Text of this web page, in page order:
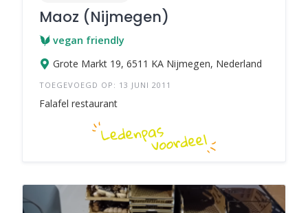
Maoz (Nijmegen)
vegan friendly
Grote Markt 19, 6511 KA Nijmegen, Nederland
TOEGEVOEGD OP: 13 JUNI 2011
Falafel restaurant